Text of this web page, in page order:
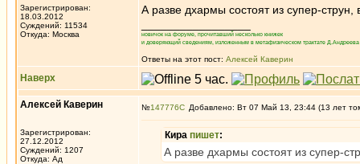
Зарегистрирован:
18.03.2012
Суждений: 11534
Откуда: Москва
А разве дхармы состоят из супер-
новичок на форуме, прочитавший несколько книжек
и доверяющий сведениям, изложенным в метафизическом трактате
Ответы на этот пост: Алексей Каверин
Наверх
Алексей Каверин
Зарегистрирован:
27.12.2012
Суждений: 1207
Откуда: Ад
№147776 Добавлено: Вт 07 Май 13, 23:44 (13 лет
Кира пишет:
А разве дхармы состоят из супер-